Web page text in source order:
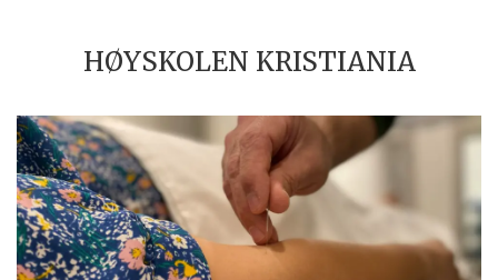
HØYSKOLEN KRISTIANIA